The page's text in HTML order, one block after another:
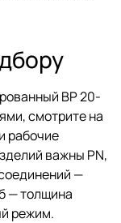
ВР 20-
смотрите на
рабочие
важны PN,
—
— толщина
режим.